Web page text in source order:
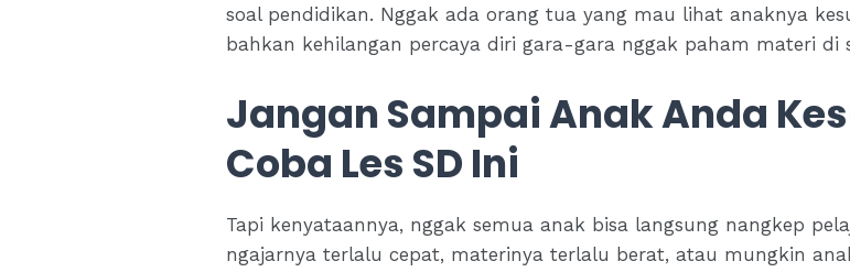
soal pendidikan. Nggak ada orang tua yang mau lihat anaknya
bahkan kehilangan percaya diri gara-gara nggak paham materi di
Jangan Sampai Anak Anda
Coba Les SD Ini
Tapi kenyataannya, nggak semua anak bisa langsung nangkep
ngajarnya terlalu cepat, materinya terlalu berat, atau mungkin